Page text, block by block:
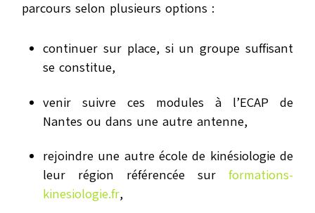
parcours selon plusieurs options :
continuer sur place, si un groupe suffisant
se constitue,
venir suivre ces modules à l’ECAP de
Nantes ou dans une autre antenne,
rejoindre une autre école de kinésiologie de
leur région référencée sur formations-
kinesiologie.fr,